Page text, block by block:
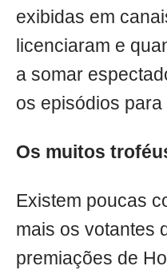
exibidas em
licenciaram e
a somar
os episódios
Os muitos
Existem poucas
mais os votantes
premiações de